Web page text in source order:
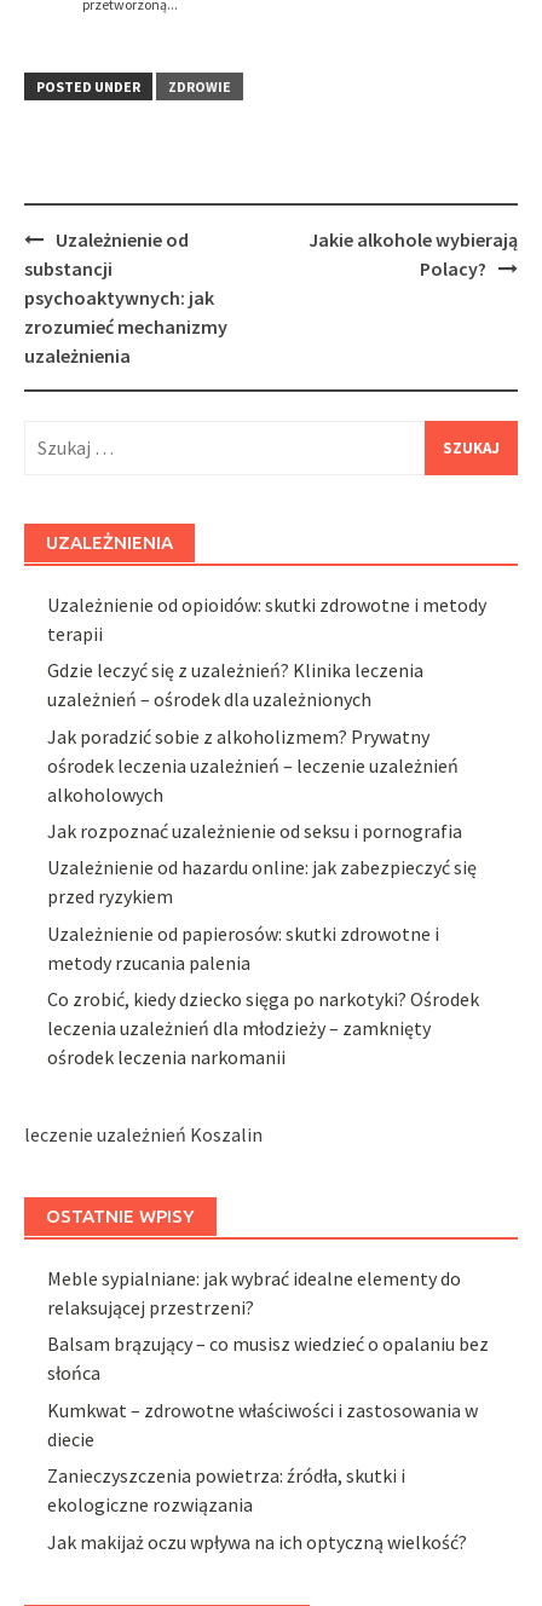
przetworzoną...
POSTED UNDER ZDROWIE
Post
navigation
Uzależnienie od
substancji
psychoaktywnych: jak
zrozumieć mechanizmy
uzależnienia
Jakie alkohole wybierają
Polacy?
UZALEŻNIENIA
Uzależnienie od opioidów: skutki zdrowotne i metody
terapii
Gdzie leczyć się z uzależnień? Klinika leczenia
uzależnień – ośrodek dla uzależnionych
Jak poradzić sobie z alkoholizmem? Prywatny
ośrodek leczenia uzależnień – leczenie uzależnień
alkoholowych
Jak rozpoznać uzależnienie od seksu i pornografia
Uzależnienie od hazardu online: jak zabezpieczyć się
przed ryzykiem
Uzależnienie od papierosów: skutki zdrowotne i
metody rzucania palenia
Co zrobić, kiedy dziecko sięga po narkotyki? Ośrodek
leczenia uzależnień dla młodzieży – zamknięty
ośrodek leczenia narkomanii
leczenie uzależnień Koszalin
OSTATNIE WPISY
Meble sypialniane: jak wybrać idealne elementy do
relaksującej przestrzeni?
Balsam brązujący – co musisz wiedzieć o opalaniu bez
słońca
Kumkwat – zdrowotne właściwości i zastosowania w
diecie
Zanieczyszczenia powietrza: źródła, skutki i
ekologiczne rozwiązania
Jak makijaż oczu wpływa na ich optyczną wielkość?